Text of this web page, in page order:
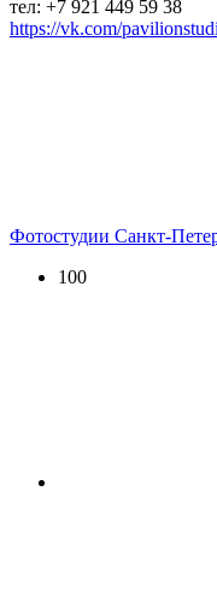
тел: +7 921 449 59 38
https://vk.com/
Фотостудии Санкт-
100